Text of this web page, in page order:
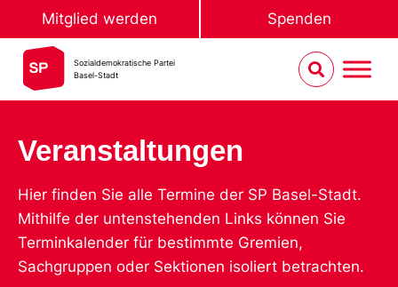
Mitglied werden Spenden
Sozialdemokratische Partei
Basel-Stadt
Veranstaltungen
Hier finden Sie alle Termine der SP Basel-Stadt.
Mithilfe der untenstehenden Links können Sie
Terminkalender für bestimmte Gremien,
Sachgruppen oder Sektionen isoliert betrachten.